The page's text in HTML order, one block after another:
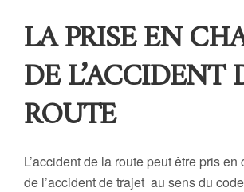
LA PRISE EN
DE L’ACCIDENT
ROUTE
L’accident de la route peut être pris en
de l’accident de trajet au sens du